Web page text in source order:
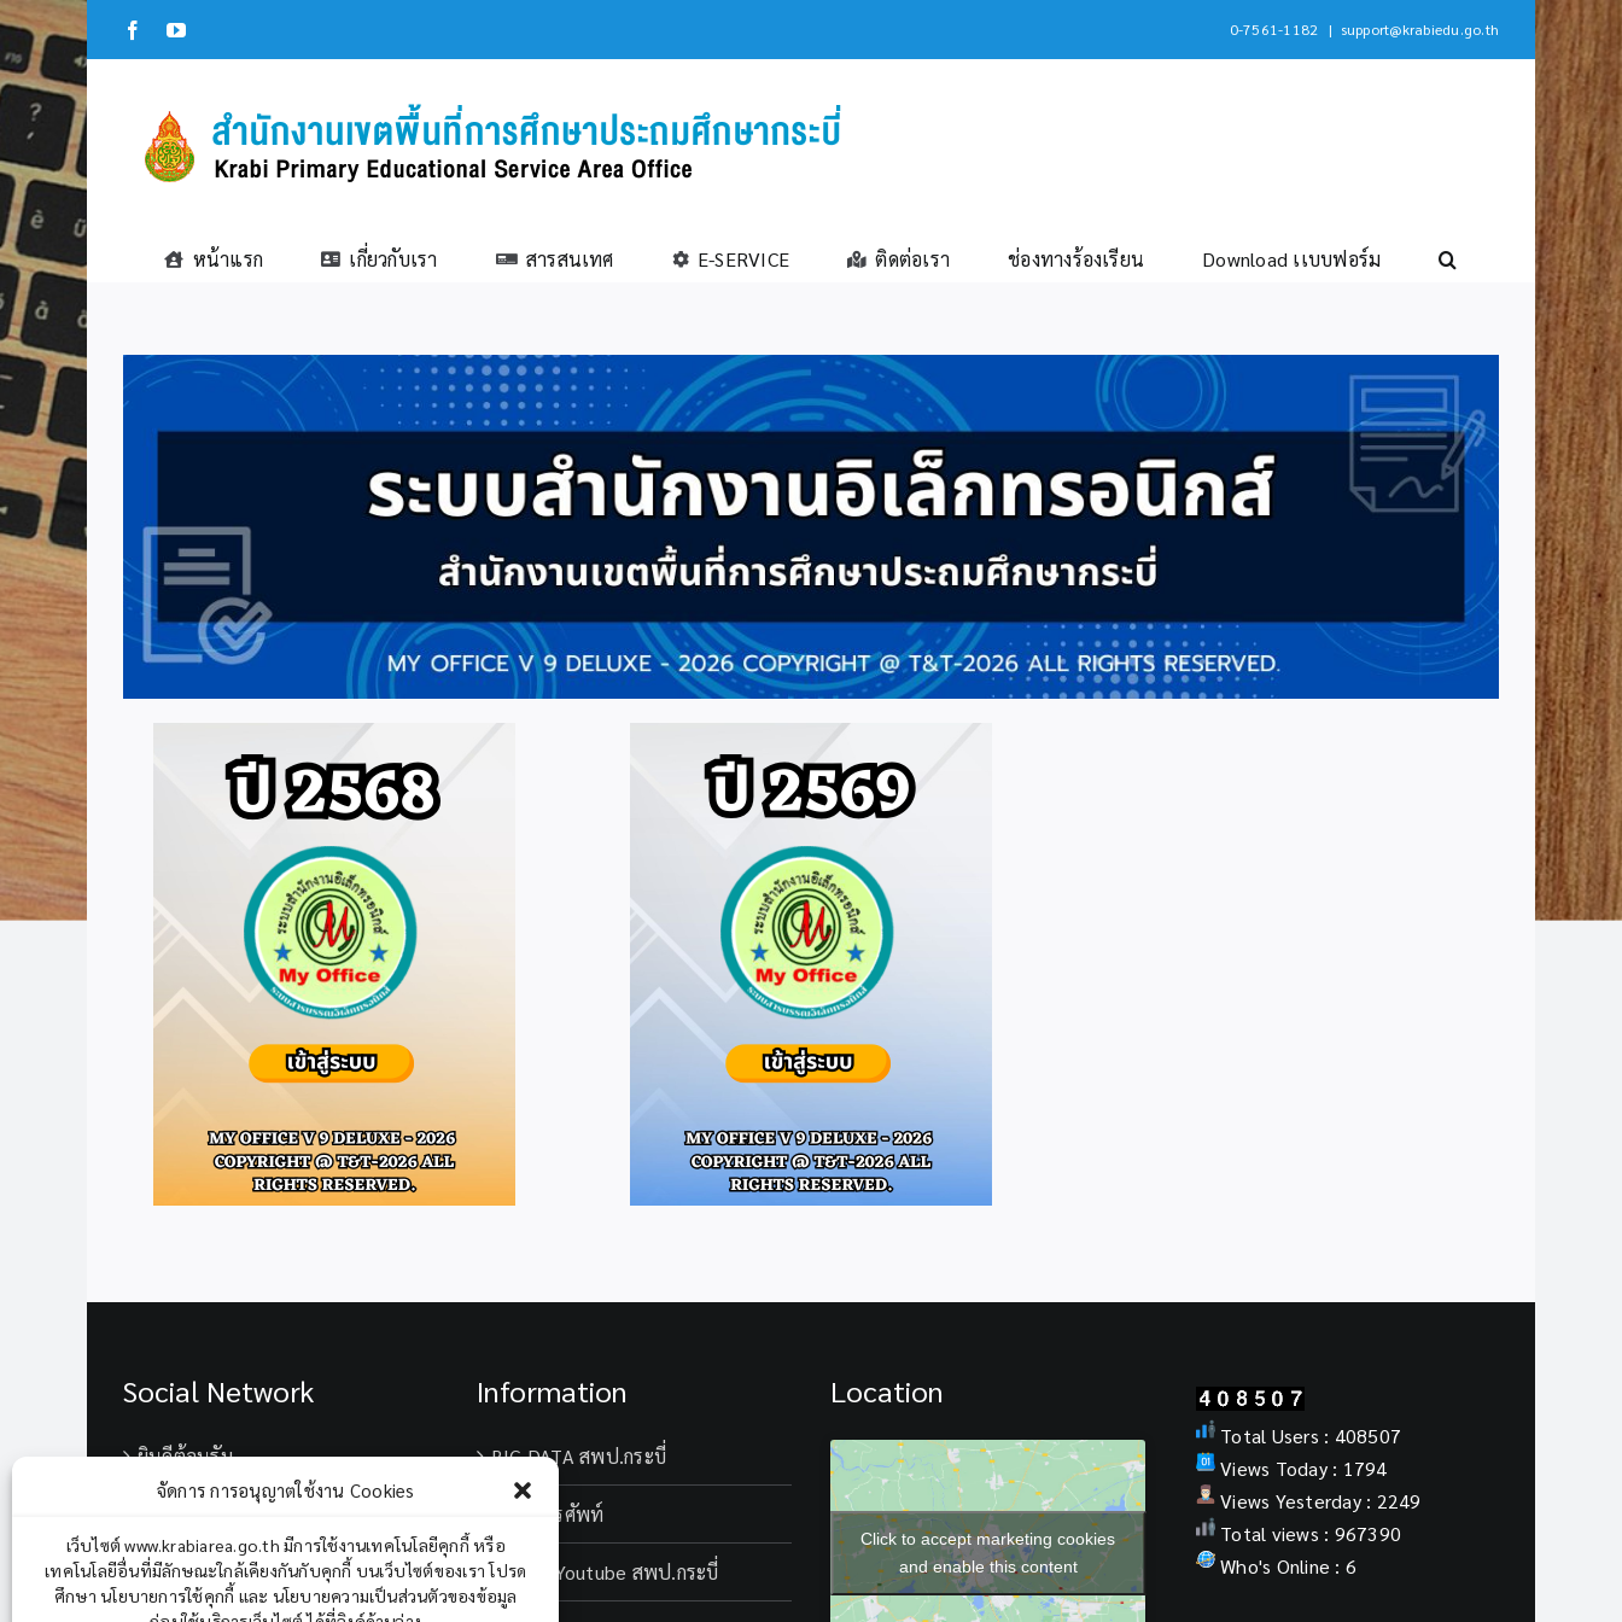
จัดการ การอนุญาตใช้งาน Cookies
เว็บไซต์ www.krabiarea.go.th มีการใช้งานเทคโนโลยีคุกกี้ หรือ
เทคโนโลยีอื่นที่มีลักษณะใกล้เคียงกันกับคุกกี้ บนเว็บไซต์ของเรา โปรด
ศึกษา นโยบายการใช้คุกกี้ และ นโยบายความเป็นส่วนตัวของข้อมูล
Skip
to
content
FacebookYouTube 0-7561-1182 | support@krabiedu.go.th
หน้าแรก เกี่ยวกับเรา สารสนเทศ E-SERVICE ติดต่อเรา ช่องทางร้องเรียน Download เเบบฟอร์ม
Social Network
ยินดีต้อนรับ
Information
BIG DATA สพป.กระบี่
เบอร์โทรศัพท์
Chanel Youtube สพป.กระบี่
Location
Click to accept marketing cookies
and enable this content
Total Users : 408507
Views Today : 1794
Views Yesterday : 2249
Total views : 967390
Who's Online : 6